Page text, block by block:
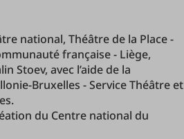
national, Théâtre de la Place -
française - Liège,
Stoev, avec l’aide de la
Bruxelles - Service Théâtre et
du Centre national du